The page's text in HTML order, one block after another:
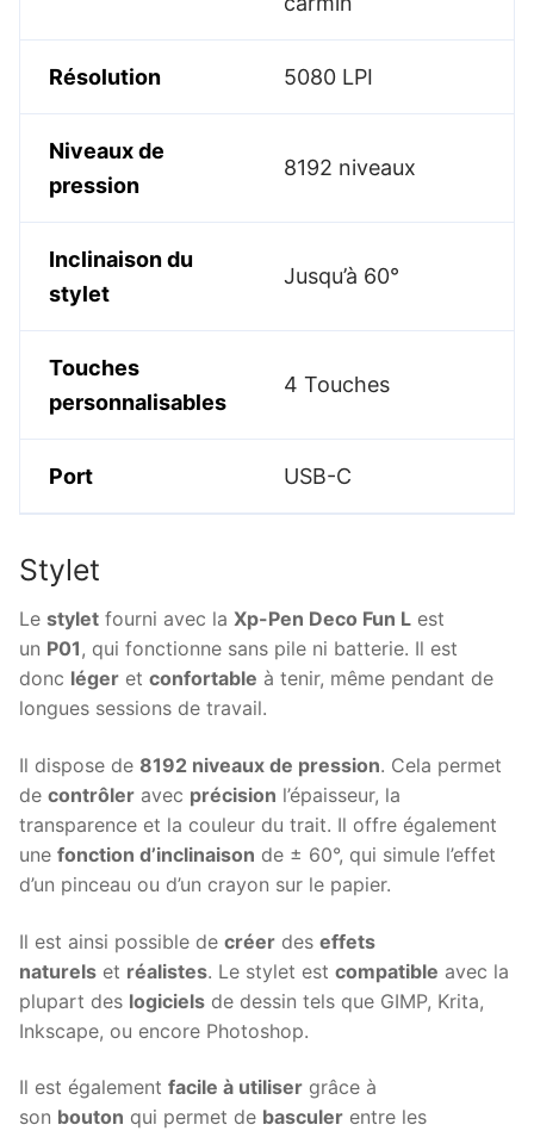
Résolution 5080 LPI
Niveaux de
pression
8192 niveaux
Inclinaison du
stylet
Jusqu’à 60°
Touches
personnalisables
4 Touches
Port USB-C
Stylet
Le stylet fourni avec la Xp-Pen Deco Fun L est
un P01, qui fonctionne sans pile ni batterie. Il est
donc léger et confortable à tenir, même pendant de
longues sessions de travail.
Il dispose de 8192 niveaux de pression. Cela permet
de contrôler avec précision l’épaisseur, la
transparence et la couleur du trait. Il offre également
une fonction d’inclinaison de ± 60°, qui simule l’effet
d’un pinceau ou d’un crayon sur le papier.
Il est ainsi possible de créer des effets
naturels et réalistes. Le stylet est compatible avec la
plupart des logiciels de dessin tels que GIMP, Krita,
Inkscape, ou encore Photoshop.
Il est également facile à utiliser grâce à
son bouton qui permet de basculer entre les